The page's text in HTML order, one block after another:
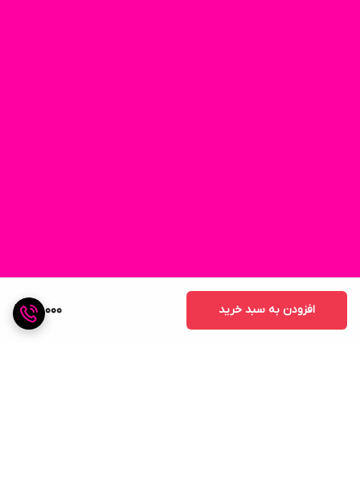
95,000 افزودن به سبد خرید